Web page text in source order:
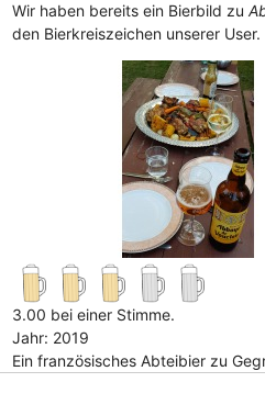
Wir haben bereits ein Bierbild zu
den Bierkreiszeichen unserer User.
3.00 bei einer Stimme.
Jahr: 2019
Ein französisches Abteibier zu